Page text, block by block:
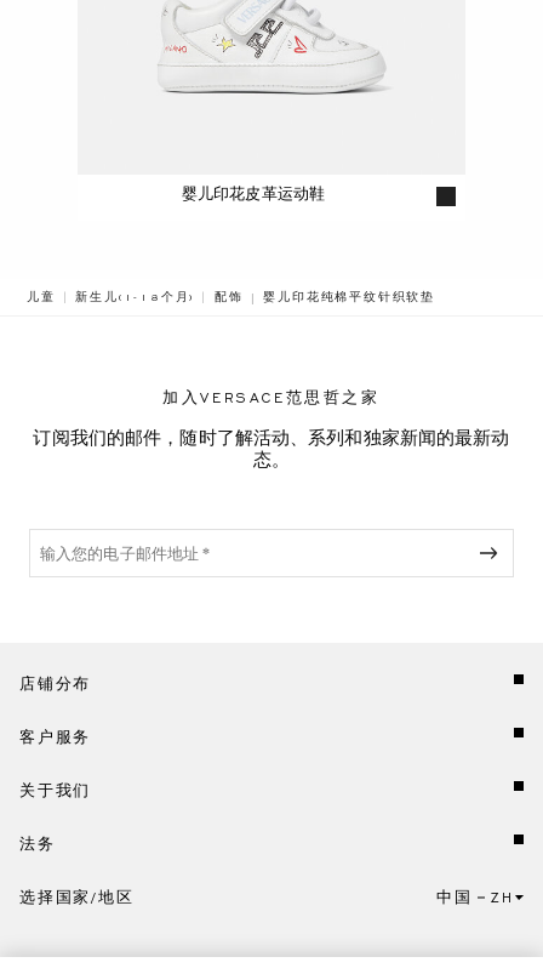
婴儿印花皮革运动鞋
儿童 新生儿(1-18个月) 配饰 BREADCRUMB.ADA.LABEL.CURRENT
婴儿印花纯棉平纹针织软垫
加入VERSACE范思哲之家
订阅我们的邮件，随时了解活动、系列和独家新闻的最新动
态。
店铺分布
客户服务
关于我们
法务
点击此处选择国家/地区和语言。
选择国家/地区 中国 ZH